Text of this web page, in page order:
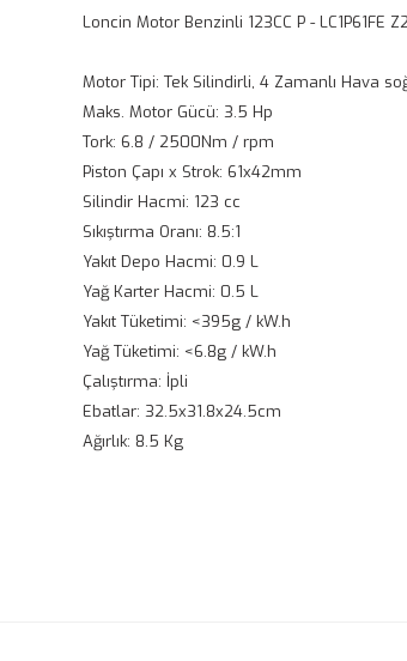
Loncin Motor Benzinli 123CC P - LC1P61FE
Motor Tipi: Tek Silindirli, 4 Zamanlı Hava
Maks. Motor Gücü: 3.5 Hp
Tork: 6.8 / 2500Nm / rpm
Piston Çapı x Strok: 61x42mm
Silindir Hacmi: 123 cc
Sıkıştırma Oranı: 8.5:1
Yakıt Depo Hacmi: 0.9 L
Yağ Karter Hacmi: 0.5 L
Yakıt Tüketimi: <395g / kW.h
Yağ Tüketimi: <6.8g / kW.h
Çalıştırma: İpli
Ebatlar: 32.5x31.8x24.5cm
Ağırlık: 8.5 Kg